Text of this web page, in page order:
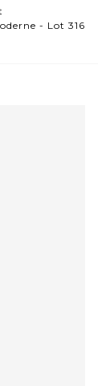
- Lot 316